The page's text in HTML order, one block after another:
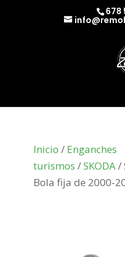
678
Inicio / Enganches
turismos /SKODA/
Bola fija de 2000-